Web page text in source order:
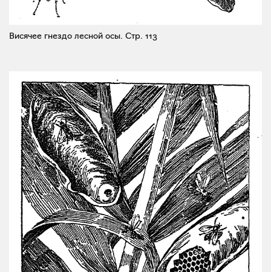
Висячее гнездо лесной осы. Стр. 113